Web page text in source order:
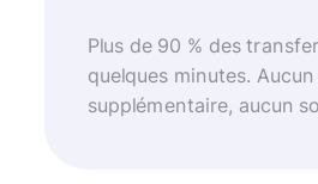
Plus de 90 % des
quelques minutes.
supplémentaire, aucun